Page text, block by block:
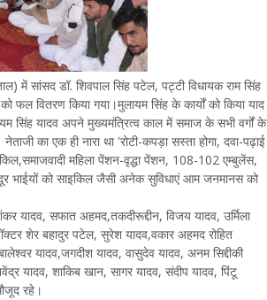
में सांसद डॉ. शिवपाल सिंह पटेल, पट्टी विधायक राम सिंह
वितरण किया गया।मुलायम सिंह के कार्यों को किया याद
सिंह यादव अपने मुख्यमंत्रित्व काल में समाज के सभी वर्गों के
का एक ही नारा था 'रोटी-कपड़ा सस्ता होगा, दवा-पढ़ाई
महिला पेंशन-वृद्धा पेंशन, 108-102 एम्बुलेंस,
भाईयों को साइकिल जैसी अनेक सुविधाएं आम जनमानस को
यादव, सफात अहमद,तकदीरूद्दीन, विजय यादव, उर्मिला
शेर बहादुर पटेल, सुरेश यादव,वकार अहमद रोहित
यादव,जगदीश यादव, वासुदेव यादव, अनम सिद्दीकी
यादव, शाकिब खान, सागर यादव, संदीप यादव, पिंटू
रहे।